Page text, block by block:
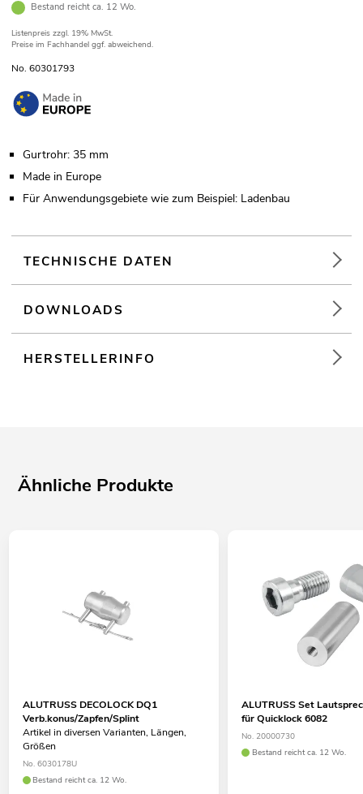
Bestand reicht ca. 12 Wo.
Listenpreis zzgl. 19% MwSt.
Preise im Fachhandel ggf. abweichend.
No. 60301793
Gurtrohr: 35 mm
Made in Europe
Für Anwendungsgebiete wie zum Beispiel: Ladenbau
TECHNISCHE DATEN
DOWNLOADS
HERSTELLERINFO
Ähnliche Produkte
ALUTRUSS DECOLOCK DQ1
Verb.konus/Zapfen/Splint
Artikel in diversen Varianten, Längen,
Größen
No. 6030178U
Bestand reicht ca. 12 Wo.
ALUTRUSS Set
für Quicklock 6082
No. 20000730
Bestand reicht ca. 12 Wo.